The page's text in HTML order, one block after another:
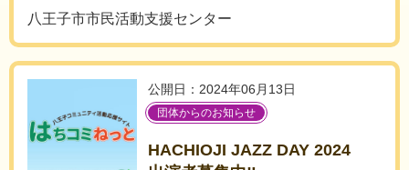
八王子市市民活動支援センター
公開日：2024年06月13日
団体からのお知らせ
HACHIOJI JAZZ DAY 2024